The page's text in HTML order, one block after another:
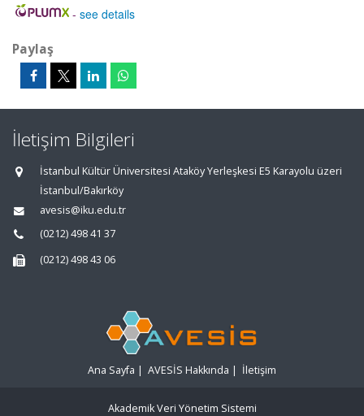
- see details
Paylaş
İletişim Bilgileri
İstanbul Kültür Üniversitesi Ataköy Yerleşkesi E5 Karayolu üzeri
İstanbul/Bakırköy
avesis@iku.edu.tr
(0212) 498 41 37
(0212) 498 43 06
Ana Sayfa | AVESİS Hakkında | İletişim
Akademik Veri Yönetim Sistemi